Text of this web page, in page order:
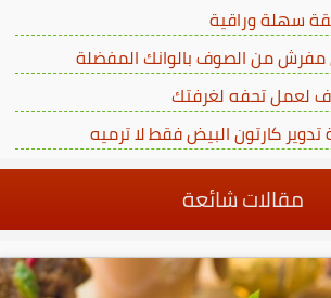
سهلة وراقية
من الصوف بالوانك المفضلة
لعمل تحفه لغرفتك
كارتون البيض فقط لا ترميه
مقالات شائعة